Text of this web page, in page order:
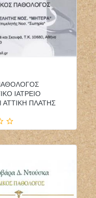
ΙΑΤΡΕΙΟ
ΑΤΤΙΚΗ ΠΛΑΤΗΣ